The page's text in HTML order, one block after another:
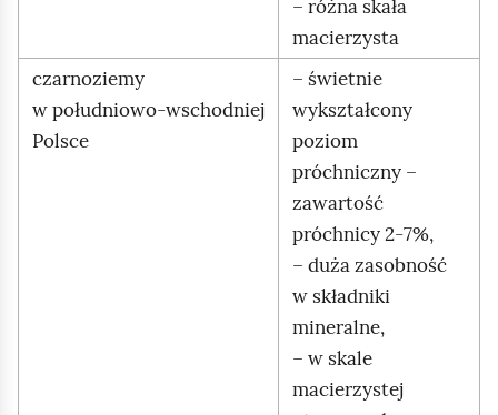
– różna skała
macierzysta
czarnoziemy
w południowo‑wschodniej
Polsce
– świetnie
wykształcony
poziom
próchniczny –
zawartość
próchnicy 2‑7%,
– duża zasobność
w składniki
mineralne,
– w skale
macierzystej